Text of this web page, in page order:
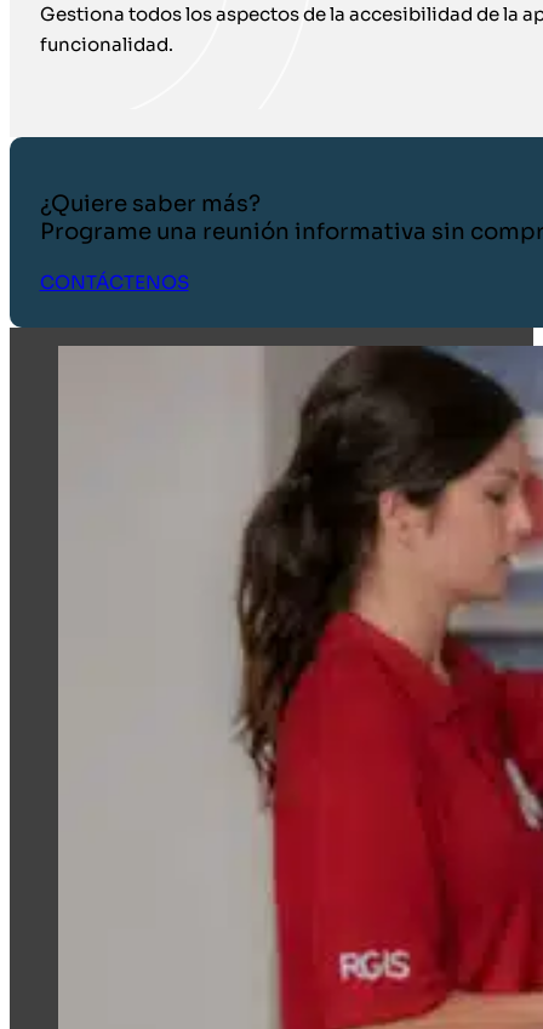
Gestiona todos los aspectos de la accesibilidad de la
funcionalidad.
¿Quiere saber más?
Programe una reunión informativa sin
CONTÁCTENOS